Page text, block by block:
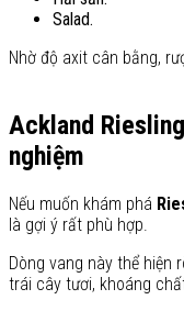
Salad.
Nhờ độ axit cân bằng,
Ackland
nghiệm
Nếu muốn khám phá
là gợi ý rất phù hợp.
Dòng vang này thể hiện
trái cây tươi, khoáng